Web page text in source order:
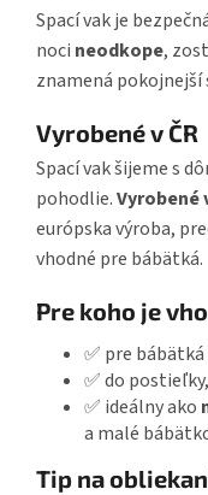
Spací vak je
noci neodkope,
znamená pokojnejší
Vyrobené v ČR
Spací vak šijeme s
pohodlie.Vyrobené
európska výroba,
vhodné pre bábätká.
Pre koho je
✅ pre
✅ do
✅ ideálny ako
a malé
Tip na